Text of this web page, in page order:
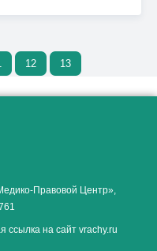
12 13
Правовой Центр»,
ссылка на сайт vrachy.ru